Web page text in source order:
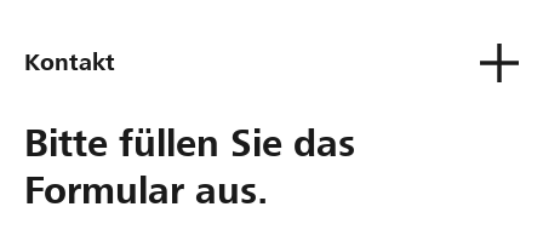
Kontakt
Bitte füllen Sie das
Formular aus.